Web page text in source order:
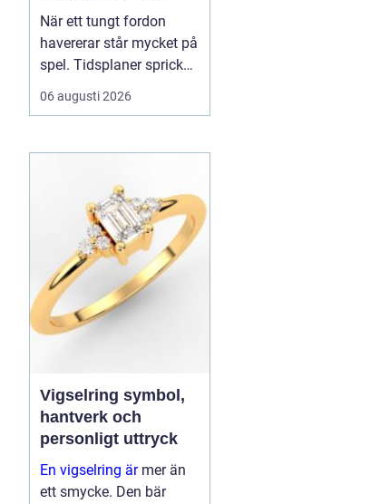
När ett tungt fordon
havererar står mycket på
spel. Tidsplaner spricker,
gods blir försenat och
trafiken kan snabbt bli
den specialutrustade
06 augusti 2026
Vigselring symbol,
hantverk och
personligt uttryck
En vigselring ärmer än
ett smycke. Den bär